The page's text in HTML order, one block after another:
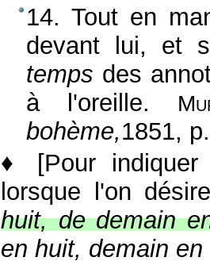
14. Tout en
devant lui, et
temps des
à l'oreille.
bohème,1851,
♦ [Pour
lorsque l'on
huit, de demain
en huit, demain